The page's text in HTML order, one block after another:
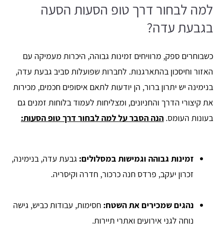
למה לבחור דרך טופ הסעות הסעה
בגבעת עדה?
כשבוחרים ספק, מרוויחים זמינות גבוהה, היכרות מעמיקה עם
האזור וחיסכון בהתארגנות. לחברות שפועלות סביב גבעת עדה,
בנימינה יש יתרון ברור, הן יודעות לתאם איסופים חכמים, מכירות
את קיצורי הדרך והחניונים, ומצליחות לעמוד בלוחות זמנים גם
בעונות העומס. הנה הסבר על למה לבחור דרך טופ הסעות:
זמינות גבוהה וגמישות במסלולים: גבעת עדה, בנימינה,
זכרון יעקב, פרדס חנה כרכור, חדרה וקיסריה.
נהגים שמכירים את השטח: חסימות, עבודות כביש, גישה
נוחה לגני אירועים ואתרי תיירות.